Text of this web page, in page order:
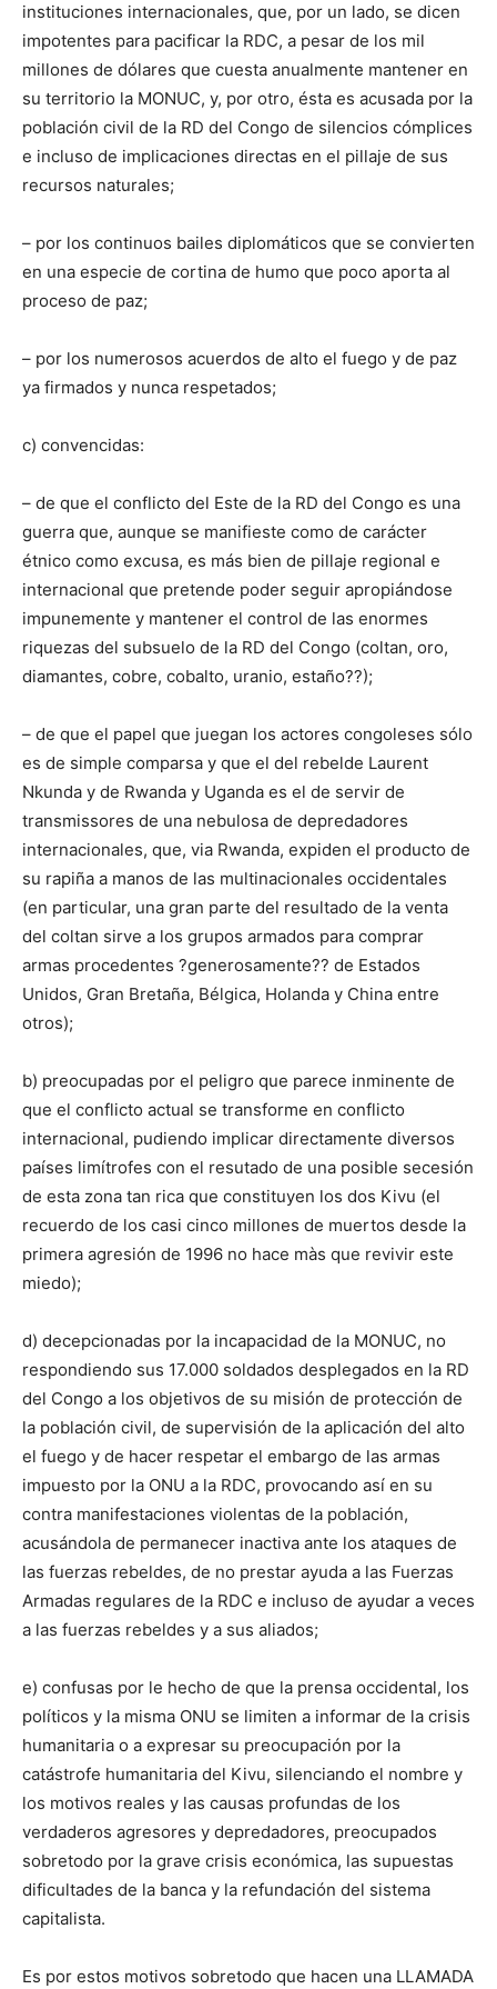
instituciones internacionales, que, por un lado, se dicen
impotentes para pacificar la RDC, a pesar de los mil
millones de dólares que cuesta anualmente mantener en
su territorio la MONUC, y, por otro, ésta es acusada por la
población civil de la RD del Congo de silencios cómplices
e incluso de implicaciones directas en el pillaje de sus
recursos naturales;
– por los continuos bailes diplomáticos que se convierten
en una especie de cortina de humo que poco aporta al
proceso de paz;
– por los numerosos acuerdos de alto el fuego y de paz
ya firmados y nunca respetados;
c) convencidas:
– de que el conflicto del Este de la RD del Congo es una
guerra que, aunque se manifieste como de carácter
étnico como excusa, es más bien de pillaje regional e
internacional que pretende poder seguir apropiándose
impunemente y mantener el control de las enormes
riquezas del subsuelo de la RD del Congo (coltan, oro,
diamantes, cobre, cobalto, uranio, estaño??);
– de que el papel que juegan los actores congoleses sólo
es de simple comparsa y que el del rebelde Laurent
Nkunda y de Rwanda y Uganda es el de servir de
transmissores de una nebulosa de depredadores
internacionales, que, via Rwanda, expiden el producto de
su rapiña a manos de las multinacionales occidentales
(en particular, una gran parte del resultado de la venta
del coltan sirve a los grupos armados para comprar
armas procedentes ?generosamente?? de Estados
Unidos, Gran Bretaña, Bélgica, Holanda y China entre
otros);
b) preocupadas por el peligro que parece inminente de
que el conflicto actual se transforme en conflicto
internacional, pudiendo implicar directamente diversos
países limítrofes con el resutado de una posible secesión
de esta zona tan rica que constituyen los dos Kivu (el
recuerdo de los casi cinco millones de muertos desde la
primera agresión de 1996 no hace màs que revivir este
miedo);
d) decepcionadas por la incapacidad de la MONUC, no
respondiendo sus 17.000 soldados desplegados en la RD
del Congo a los objetivos de su misión de protección de
la población civil, de supervisión de la aplicación del alto
el fuego y de hacer respetar el embargo de las armas
impuesto por la ONU a la RDC, provocando así en su
contra manifestaciones violentas de la población,
acusándola de permanecer inactiva ante los ataques de
las fuerzas rebeldes, de no prestar ayuda a las Fuerzas
Armadas regulares de la RDC e incluso de ayudar a veces
a las fuerzas rebeldes y a sus aliados;
e) confusas por le hecho de que la prensa occidental, los
políticos y la misma ONU se limiten a informar de la crisis
humanitaria o a expresar su preocupación por la
catástrofe humanitaria del Kivu, silenciando el nombre y
los motivos reales y las causas profundas de los
verdaderos agresores y depredadores, preocupados
sobretodo por la grave crisis económica, las supuestas
dificultades de la banca y la refundación del sistema
capitalista.
Es por estos motivos sobretodo que hacen una LLAMADA